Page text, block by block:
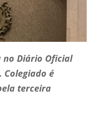
no Diário Oficial
é
terceira